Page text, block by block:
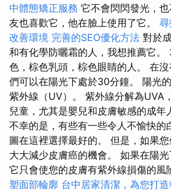
中體態矯正服務 它不會閃閃發光，
友也喜歡它，他在臉上使用了它。
改善環境 完善的SEO優化方法 對於
和有化學防曬霜的人，我想推薦它。
色，棕色乳頭，棕色眼睛的人。 在
們可以在陽光下處於30分鐘。 陽光
紫外線（UV）。 紫外線分解為UVA
兒童，尤其是嬰兒和皮膚敏感的成年
不幸的是，有些有一些令人不愉快的
圖在這裡選擇最好的。 但是，如果
大大減少皮膚癌的機會。 如果在陽光
它只會使您的皮膚有紫外線損傷的風
塑面部輪廓 台中居家清潔，為您打